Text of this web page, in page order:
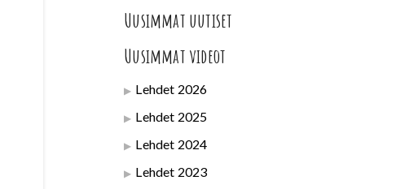
Uusimmat uutiset
Uusimmat videot
Lehdet 2026
Lehdet 2025
Lehdet 2024
Lehdet 2023